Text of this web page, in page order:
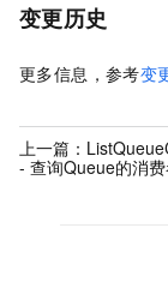
变更历史
更多信息，参考变
上一篇：
- 查询Queue的消